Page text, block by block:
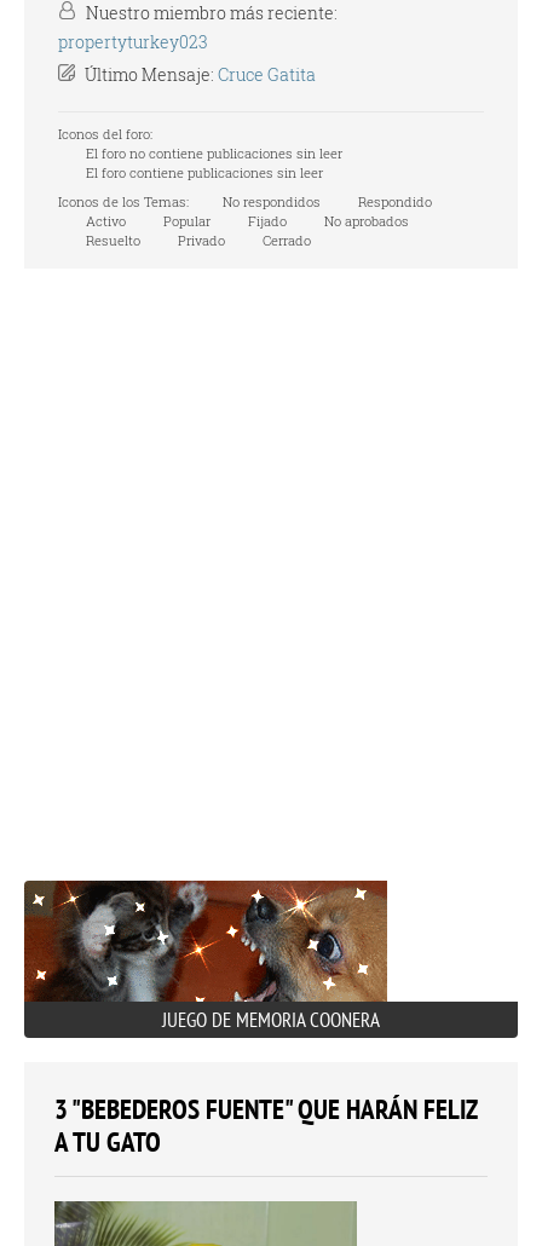
Nuestro miembro más reciente:
propertyturkey023
Último Mensaje: Cruce Gatita
Iconos del foro:
El foro no contiene publicaciones sin leer
El foro contiene publicaciones sin leer
Iconos de los Temas:
No respondidos
Respondido
Activo
Popular Fijado
No aprobados
Resuelto
Privado Cerrado
JUEGO DE MEMORIA COONERA
3 "BEBEDEROS FUENTE" QUE HARÁN FELIZ
A TU GATO